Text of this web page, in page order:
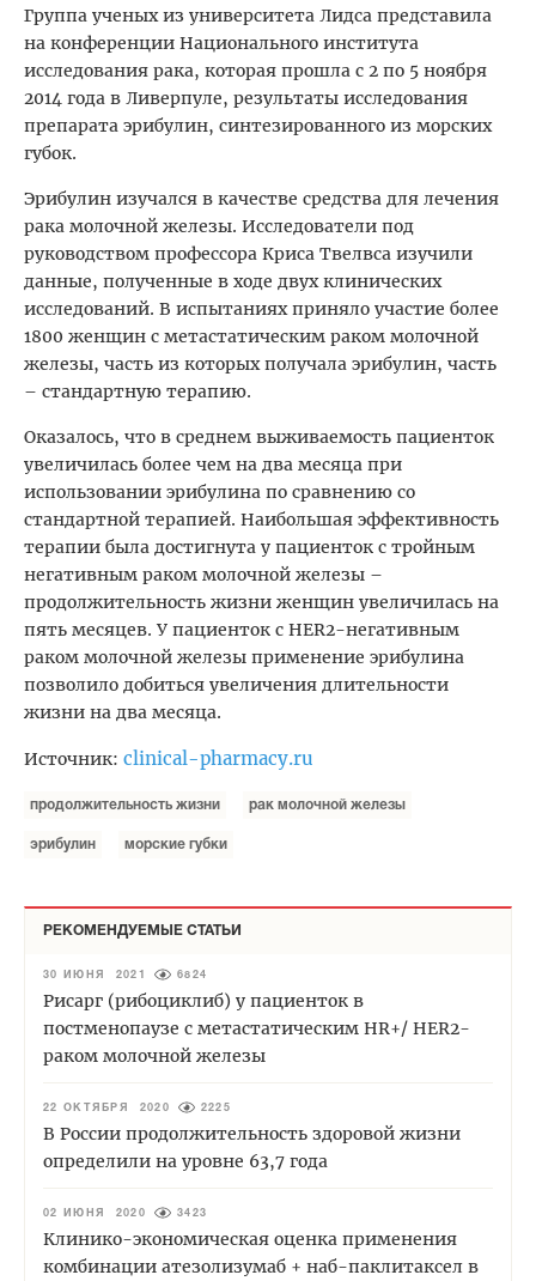
Группа ученых из университета Лидса представила
на конференции Национального института
исследования рака, которая прошла с 2 по 5 ноября
2014 года в Ливерпуле, результаты исследования
препарата эрибулин, синтезированного из морских
губок.
Эрибулин изучался в качестве средства для лечения
рака молочной железы. Исследователи под
руководством профессора Криса Твелвса изучили
данные, полученные в ходе двух клинических
исследований. В испытаниях приняло участие более
1800 женщин с метастатическим раком молочной
железы, часть из которых получала эрибулин, часть
– стандартную терапию.
Оказалось, что в среднем выживаемость пациенток
увеличилась более чем на два месяца при
использовании эрибулина по сравнению со
стандартной терапией. Наибольшая эффективность
терапии была достигнута у пациенток с тройным
негативным раком молочной железы –
продолжительность жизни женщин увеличилась на
пять месяцев. У пациенток с HER2-негативным
раком молочной железы применение эрибулина
позволило добиться увеличения длительности
жизни на два месяца.
Источник: clinical-pharmacy.ru
продолжительность жизни рак молочной железы
эрибулин морские губки
РЕКОМЕНДУЕМЫЕ СТАТЬИ
30 ИЮНЯ 2021 6824
Рисарг (рибоциклиб) у пациенток в
постменопаузе с метастатическим HR+/ HER2-
раком молочной железы
22 ОКТЯБРЯ 2020 2225
В России продолжительность здоровой жизни
определили на уровне 63,7 года
02 ИЮНЯ 2020 3423
Клинико-экономическая оценка применения
комбинации атезолизумаб + наб-паклитаксел в